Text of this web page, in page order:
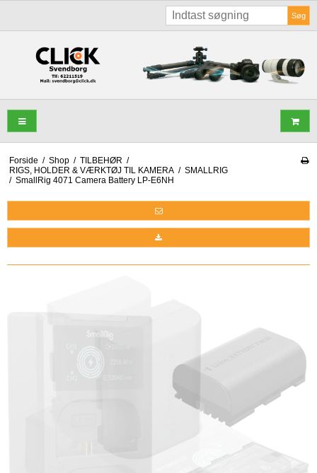
Søg
Forside / Shop / TILBEHØR /
RIGS, HOLDER & VÆRKTØJ TIL KAMERA / SMALLRIG
/ SmallRig 4071 Camera Battery LP-E6NH